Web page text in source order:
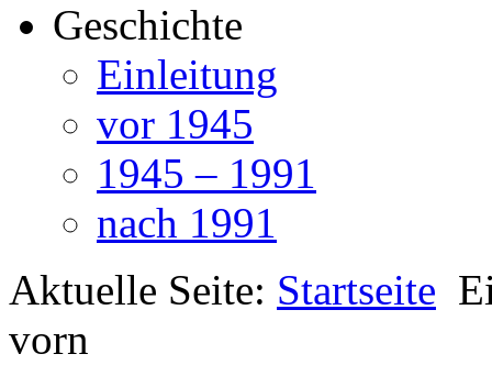
Geschichte
Einleitung
vor 1945
1945 – 1991
nach 1991
Aktuelle Seite: Startseite
vorn